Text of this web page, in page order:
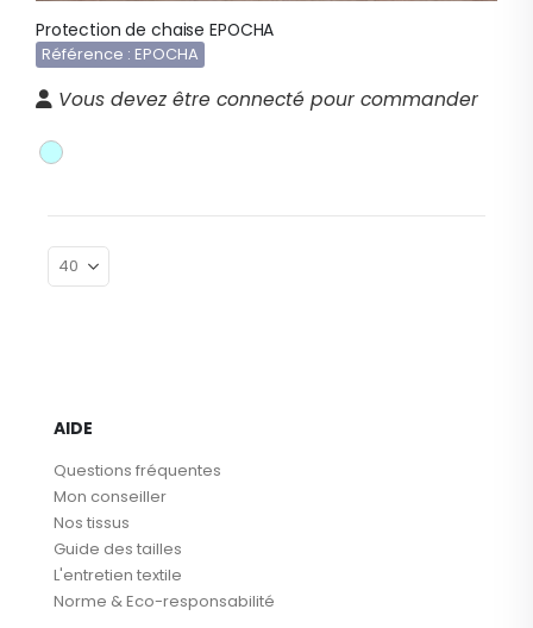
Protection de chaise EPOCHA
Référence : EPOCHA
Vous devez être connecté pour commander
AIDE
Questions fréquentes
Mon conseiller
Nos tissus
Guide des tailles
L'entretien textile
Norme & Eco-responsabilité